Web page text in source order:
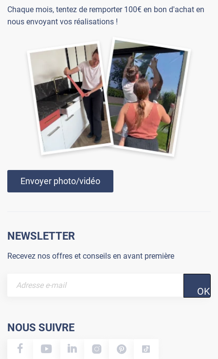
Chaque mois, tentez de remporter 100€ en bon d'achat en
nous envoyant vos réalisations !
Envoyer photo/vidéo
NEWSLETTER
Recevez nos offres et conseils en avant première
OK
NOUS SUIVRE